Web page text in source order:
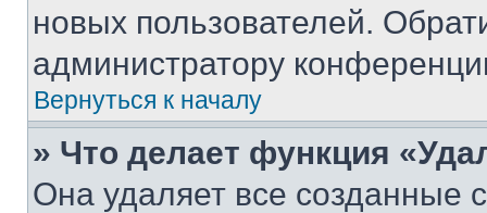
новых пользователей.
администратору
Вернуться к началу
» Что делает функция
Она удаляет все созданные